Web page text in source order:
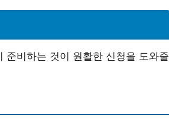
준비하는 것이 원활한 신청을 도와줄